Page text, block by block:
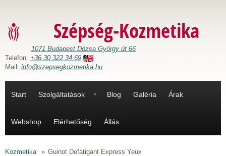
Szépség-Kozmetika
1071 Budapest Dózsa György út 66
Telefon: +36 30 322 34 69
Mail: info@szepsegkozmetika.hu
Start Szolgáltatások Blog Galéria Árak
Webshop Elérhetőség Állás
Kozmetika » Guinot Defatigant Express Yeux